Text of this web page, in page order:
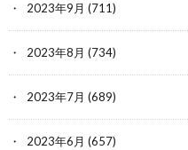
2023年9月 (711)
2023年8月 (734)
2023年7月 (689)
2023年6月 (657)